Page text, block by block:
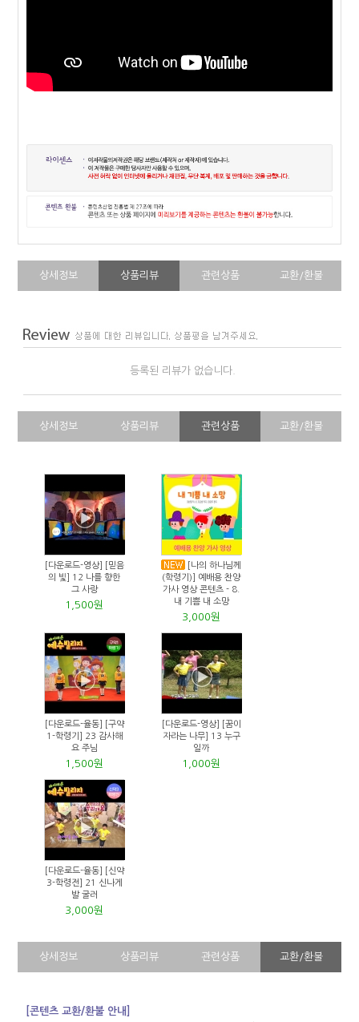
상세정보 상품리뷰 관련상품 교환/환불
등록된 리뷰가 없습니다.
상세정보 상품리뷰 관련상품 교환/환불
[다운로드-영상] [믿음
의 빛] 12 나를 향한
그 사랑
1,500원
[나의 하나님께
(학령기)] 예배용 찬양
가사 영상 콘텐츠 - 8.
내 기쁨 내 소망
3,000원
[다운로드-율동] [구약
1-학령기] 23 감사해
요 주님
1,500원
[다운로드-영상] [꿈이
자라는 나무] 13 누구
일까
1,000원
[다운로드-율동] [신약
3-학령전] 21 신나게
발 굴러
3,000원
상세정보 상품리뷰 관련상품 교환/환불
[콘텐츠 교환/환불 안내]